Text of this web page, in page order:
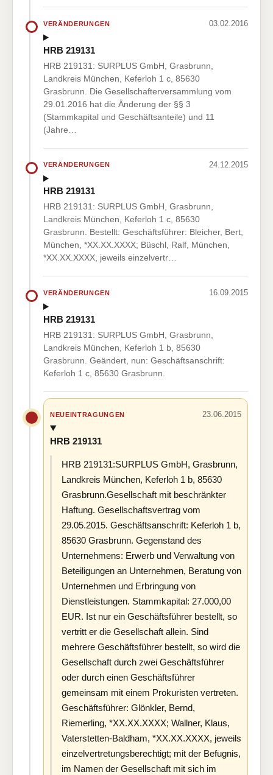
VERÄNDERUNGEN 03.02.2016
HRB 219131
HRB 219131: SURPLUS GmbH, Grasbrunn,
Landkreis München, Keferloh 1 c, 85630
Grasbrunn. Die Gesellschafterversammlung vom
29.01.2016 hat die Änderung der §§ 3
(Stammkapital und Geschäftsanteile) und 11
(Jahre…
VERÄNDERUNGEN 24.12.2015
HRB 219131
HRB 219131: SURPLUS GmbH, Grasbrunn,
Landkreis München, Keferloh 1 c, 85630
Grasbrunn. Bestellt: Geschäftsführer: Bleicher, Bert,
München, *XX.XX.XXXX; Büschl, Ralf, München,
*XX.XX.XXXX, jeweils einzelvertr…
VERÄNDERUNGEN 16.09.2015
HRB 219131
HRB 219131: SURPLUS GmbH, Grasbrunn,
Landkreis München, Keferloh 1 b, 85630
Grasbrunn. Geändert, nun: Geschäftsanschrift:
Keferloh 1 c, 85630 Grasbrunn.
NEUEINTRAGUNGEN 23.06.2015
HRB 219131
HRB 219131:SURPLUS GmbH, Grasbrunn,
Landkreis München, Keferloh 1 b, 85630
Grasbrunn.Gesellschaft mit beschränkter
Haftung. Gesellschaftsvertrag vom
29.05.2015. Geschäftsanschrift: Keferloh 1 b,
85630 Grasbrunn. Gegenstand des
Unternehmens: Erwerb und Verwaltung von
Beteiligungen an Unternehmen, Beratung von
Unternehmen und Erbringung von
Dienstleistungen. Stammkapital: 27.000,00
EUR. Ist nur ein Geschäftsführer bestellt, so
vertritt er die Gesellschaft allein. Sind
mehrere Geschäftsführer bestellt, so wird die
Gesellschaft durch zwei Geschäftsführer
oder durch einen Geschäftsführer
gemeinsam mit einem Prokuristen vertreten.
Geschäftsführer: Glönkler, Bernd,
Riemerling, *XX.XX.XXXX; Wallner, Klaus,
Vaterstetten-Baldham, *XX.XX.XXXX, jeweils
einzelvertretungsberechtigt; mit der Befugnis,
im Namen der Gesellschaft mit sich im